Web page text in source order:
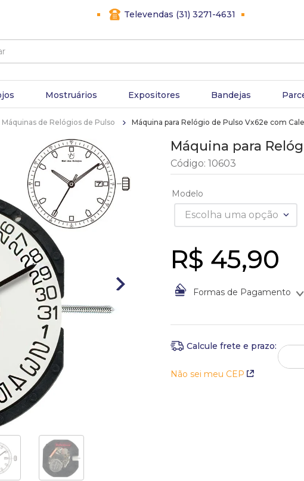
Televendas (31) 3271-4631
Mostruários Expositores Bandejas
Máquinas de Relógios de Pulso Máquina para Relógio de Pulso Vx62e com
Máquina para
Código: 10603
Modelo
Escolha uma opção
R$ 45,90
Formas de Pagamento
Não sei meu CEP